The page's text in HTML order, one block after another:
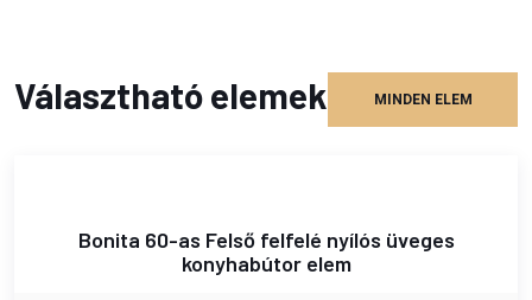
Választható elemek MINDEN ELEM
Bonita 60-as Felső felfelé nyílós üveges
konyhabútor elem